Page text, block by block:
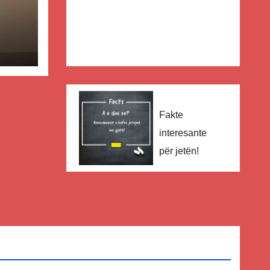
Fakte
interesante
për jetën!